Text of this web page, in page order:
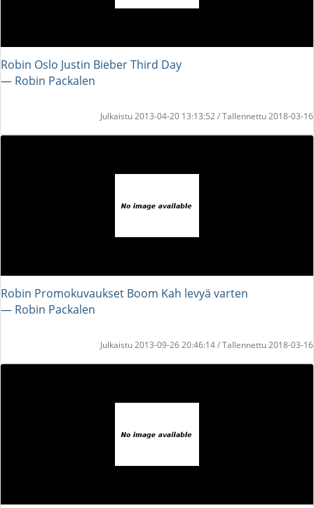
Robin Oslo Justin Bieber Third Day
― Robin Packalen
Julkaistu 2013-04-20 13:13:52 / Tallennettu 2018-03-16
Robin Promokuvaukset Boom Kah levyä varten
― Robin Packalen
Julkaistu 2013-09-26 20:46:14 / Tallennettu 2018-03-16